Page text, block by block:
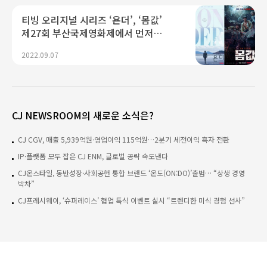
티빙 오리지널 시리즈 ‘욘더’, ‘몸값’
제27회 부산국제영화제에서 먼저
2022.09.07
CJ NEWSROOM의 새로운 소식은?
CJ CGV, 매출 5,939억원·영업이익 115억원…2분기 세전이익 흑자 전환
IP·플랫폼 모두 잡은 CJ ENM, 글로벌 공략 속도낸다
CJ온스타일, 동반성장·사회공헌 통합 브랜드 ‘온도(ON:DO)’출범… “상생 경영
박차”
CJ프레시웨이, ‘슈퍼레이스’ 협업 특식 이벤트 실시 “트렌디한 미식 경험 선사”